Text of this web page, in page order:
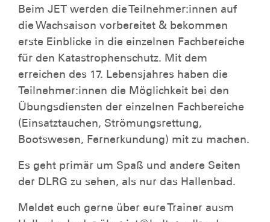
Beim JET werden die Teilnehmer:innen auf
die Wachsaison vorbereitet & bekommen
erste Einblicke in die einzelnen Fachbereiche
für den Katastrophenschutz. Mit dem
erreichen des 17. Lebensjahres haben die
Teilnehmer:innen die Möglichkeit bei den
Übungsdiensten der einzelnen Fachbereiche
(Einsatztauchen, Strömungsrettung,
Bootswesen, Fernerkundung) mit zu machen.
Es geht primär um Spaß und andere Seiten
der DLRG zu sehen, als nur das Hallenbad.
Meldet euch gerne über eure Trainer ausm